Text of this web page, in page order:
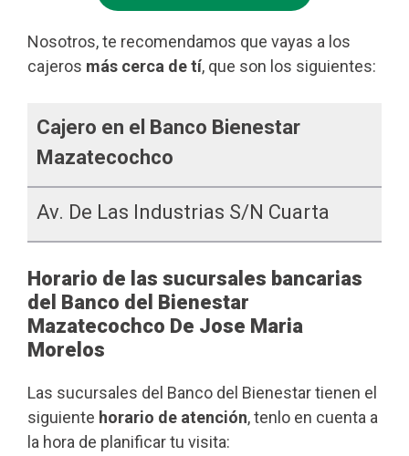
Nosotros, te recomendamos que vayas a los
cajeros más cerca de tí, que son los siguientes:
Cajero en el Banco Bienestar
Mazatecochco
Av. De Las Industrias S/n Cuarta
Horario de las sucursales bancarias
del Banco del Bienestar
Mazatecochco De Jose Maria
Morelos
Las sucursales del Banco del Bienestar tienen el
siguiente horario de atención, tenlo en cuenta a
la hora de planificar tu visita: